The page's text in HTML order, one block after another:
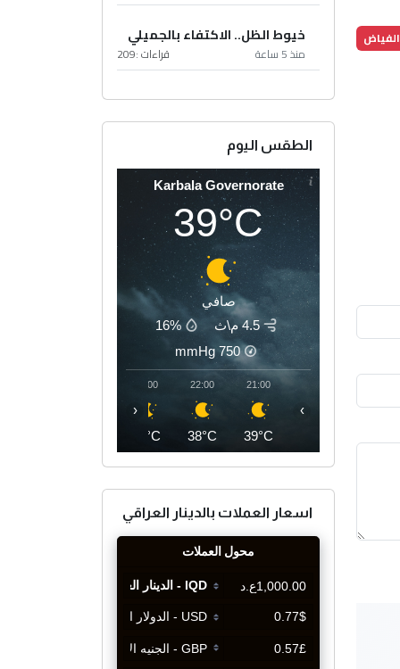
خيوط الظل.. الاكتفاء بالجميلي
منذ 5 ساعة قراءات :209
الطقس اليوم
Karbala Governorate
39°C
صافي
4.5 م\ث
16%
750
mmHg
21:00
39°C
22:00
38°C
23:00
37°C
‹ ›
اسعار العملات بالدينار العراقي